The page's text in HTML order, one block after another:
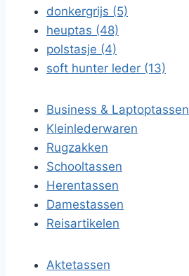
donkergrijs (5)
heuptas (48)
polstasje (4)
soft hunter leder (13)
Business & Laptoptassen
Kleinlederwaren
Rugzakken
Schooltassen
Herentassen
Damestassen
Reisartikelen
Aktetassen